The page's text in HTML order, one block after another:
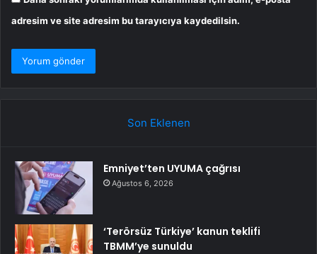
adresim ve site adresim bu tarayıcıya kaydedilsin.
Son Eklenen
Emniyet’ten UYUMA çağrısı
Ağustos 6, 2026
‘Terörsüz Türkiye’ kanun teklifi
TBMM’ye sunuldu